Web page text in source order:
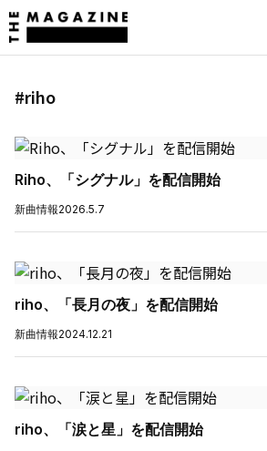
#riho
Riho、「シグナル」を配信開始
新曲情報2026.5.7
riho、「長月の夜」を配信開始
新曲情報2024.12.21
riho、「涙と星」を配信開始